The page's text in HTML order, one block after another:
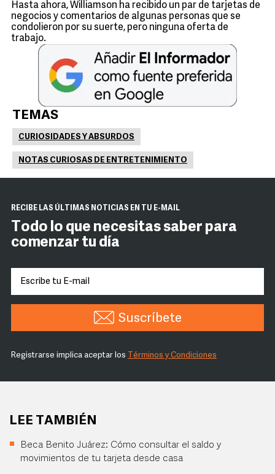
Hasta ahora, Williamson ha recibido un par de tarjetas de
negocios y comentarios de algunas personas que se
condolieron por su suerte, pero ninguna oferta de
trabajo.
TEMAS
CURIOSIDADES Y ABSURDOS
NOTAS CURIOSAS DE ENTRETENIMIENTO
RECIBE LAS ÚLTIMAS NOTICIAS EN TU E-MAIL
Todo lo que necesitas saber para
comenzar tu día
Suscríbete
Registrarse implica aceptar los Términos y Condiciones
LEE TAMBIÉN
Beca Benito Juárez: Cómo consultar el saldo y
movimientos de tu tarjeta desde casa